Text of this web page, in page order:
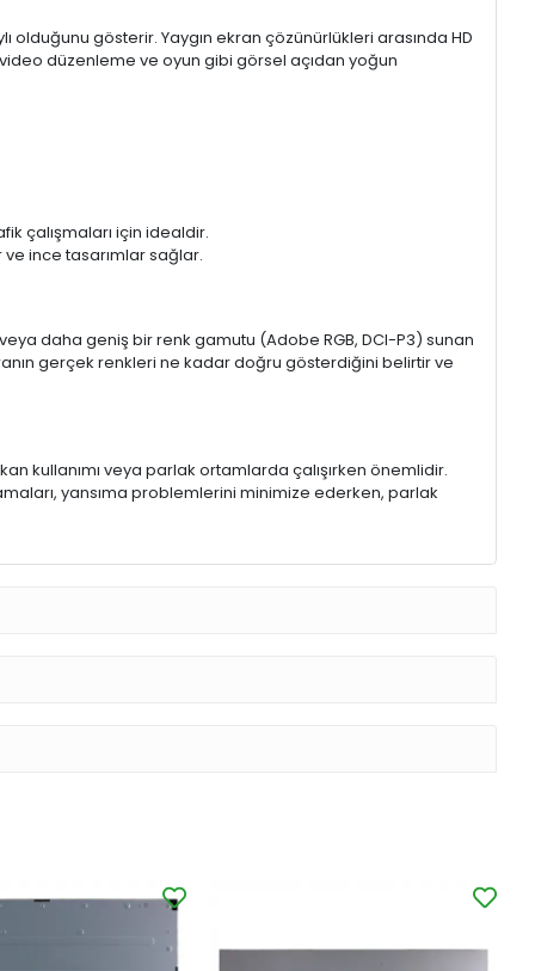
olduğunu gösterir. Yaygın ekran çözünürlükleri arasında HD
video düzenleme ve oyun gibi görsel açıdan yoğun
çalışmaları için idealdir.
ince tasarımlar sağlar.
daha geniş bir renk gamutu (Adobe RGB, DCI-P3) sunan
gerçek renkleri ne kadar doğru gösterdiğini belirtir ve
kullanımı veya parlak ortamlarda çalışırken önemlidir.
yansıma problemlerini minimize ederken, parlak